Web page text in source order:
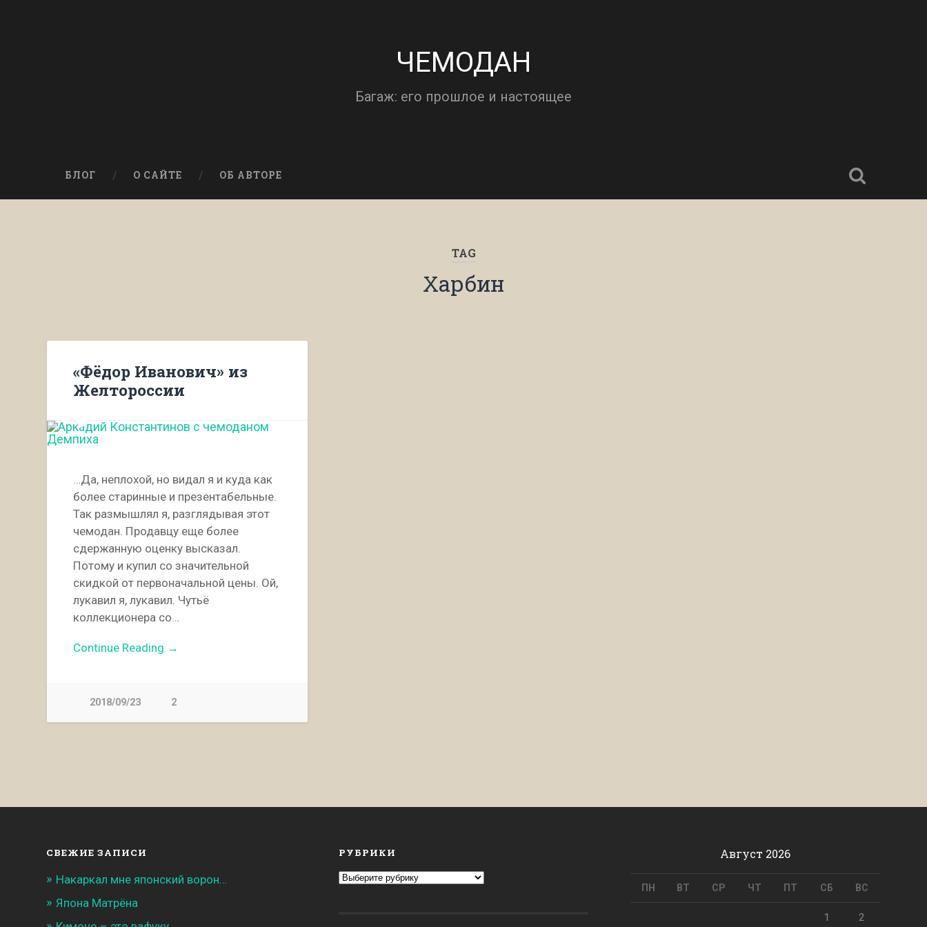
ЧЕМОДАН
Багаж: его прошлое и настоящее
БЛОГ О САЙТЕ ОБ АВТОРЕ
TAG
Харбин
«Фёдор Иванович» из
Желтороссии
…Да, неплохой, но видал я и куда как
более старинные и презентабельные.
Так размышлял я, разглядывая этот
чемодан. Продавцу еще более
сдержанную оценку высказал.
Потому и купил со значительной
скидкой от первоначальной цены. Ой,
лукавил я, лукавил. Чутьё
коллекционера со…
Continue Reading →
2018/09/23 2
СВЕЖИЕ ЗАПИСИ
Накаркал мне японский ворон…
Япона Матрёна
РУБРИКИ
Рубрики
Август 2026
ПН ВТ СР ЧТ ПТ СБ ВС
1 2